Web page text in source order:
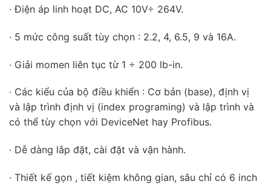
· Điện áp linh hoạt DC, AC 10V÷ 264V.
· 5 mức công suất tùy chọn : 2.2, 4, 6.5, 9 và 16A.
· Giải momen liên tục từ 1 ÷ 200 lb-in.
· Các kiểu của bộ điều khiển : Cơ bản (base), định vị
và lập trình định vị (index programing) và lập trình và
có thể tùy chọn với DeviceNet hay Profibus.
· Dễ dàng lắp đặt, cài đặt và vận hành.
· Thiết kế gọn , tiết kiệm không gian, sâu chỉ có 6 inch